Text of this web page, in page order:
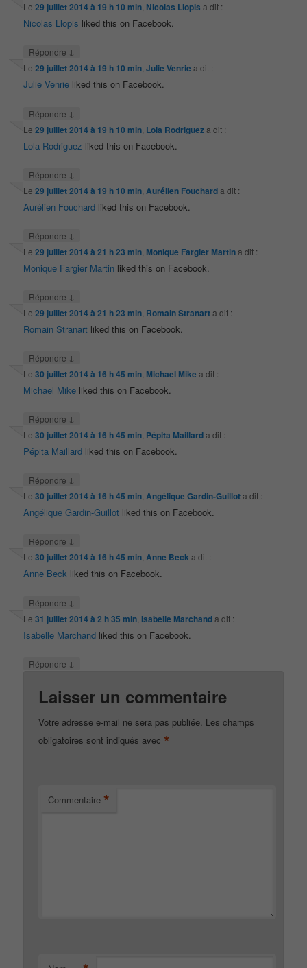
Le29 juillet 2014 à 19 h 10 min Nicolas Llopis a dit :
Nicolas Llopis liked this on Facebook.
Répondre ↓
Le29 juillet 2014 à 19 h 10 min ,Julie Venrie a dit :
Julie Venrie liked this on Facebook.
Répondre ↓
Le29 juillet 2014 à 19 h 10 min Lola Rodrigueza dit :
Lola Rodriguez liked this on Facebook.
Répondre ↓
Le29 juillet 2014 à 19 h 10 min Aurélien Foucharda dit :
Aurélien Fouchard liked this on Facebook.
Répondre ↓
Le29 juillet 2014 à 21 h 23 min Monique Fargier Martina dit :
Monique Fargier Martin liked this on Facebook.
Répondre ↓
Le29 juillet 2014 à 21 h 23 min Romain Stranarta dit :
Romain Stranart liked this on Facebook.
Répondre ↓
Le30 juillet 2014 à 16 h 45 min Michael Mike a dit :
Michael Mike liked this on Facebook.
Répondre ↓
Le30 juillet 2014 à 16 h 45 min Pépita Maillarda dit :
Pépita Maillard liked this on Facebook.
Répondre ↓
Le30 juillet 2014 à 16 h 45 min Angélique Gardin-Guillota dit :
Angélique Gardin-Guillot liked this on Facebook.
Répondre ↓
Le30 juillet 2014 à 16 h 45 min Anne Becka dit :
Anne Beck liked this on Facebook.
Répondre ↓
Le31 juillet 2014 à 2 h 35 min Isabelle Marchanda dit :
Isabelle Marchand liked this on Facebook.
Répondre ↓
Laisser un commentaire
Votre adresse e-mail ne sera pas publiée. Les champs
obligatoires sont indiqués avec *
Commentaire *